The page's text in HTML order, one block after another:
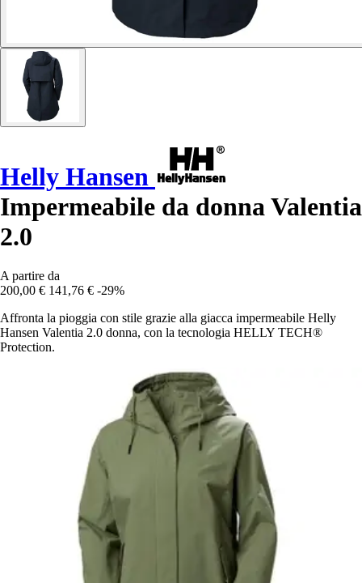
Helly Hansen
Impermeabile da donna Valentia
2.0
A partire da
200,00 € 141,76 € -29%
Affronta la pioggia con stile grazie alla giacca impermeabile Helly
Hansen Valentia 2.0 donna, con la tecnologia HELLY TECH®
Protection.